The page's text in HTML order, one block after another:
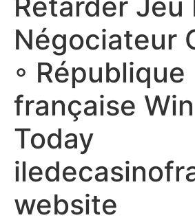
Négociateur
◦ République
française
Today
website